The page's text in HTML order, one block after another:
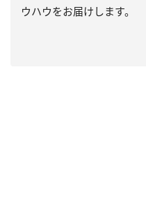
ウハウをお届けします。